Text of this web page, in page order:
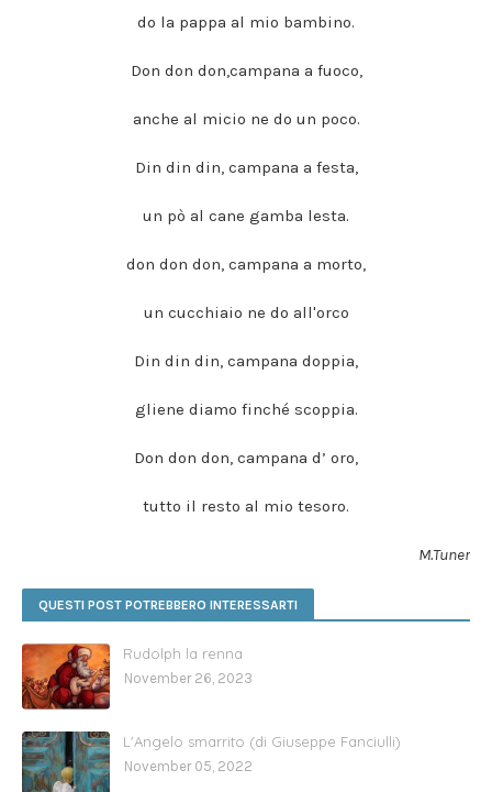
do la pappa al mio bambino.
Don don don,campana a fuoco,
anche al micio ne do un poco.
Din din din, campana a festa,
un pò al cane gamba lesta.
don don don, campana a morto,
un cucchiaio ne do all'orco
Din din din, campana doppia,
gliene diamo finché scoppia.
Don don don, campana d’ oro,
tutto il resto al mio tesoro.
M.Tuner
QUESTI POST POTREBBERO INTERESSARTI
Rudolph la renna
November 26, 2023
L'Angelo smarrito (di Giuseppe Fanciulli)
November 05, 2022